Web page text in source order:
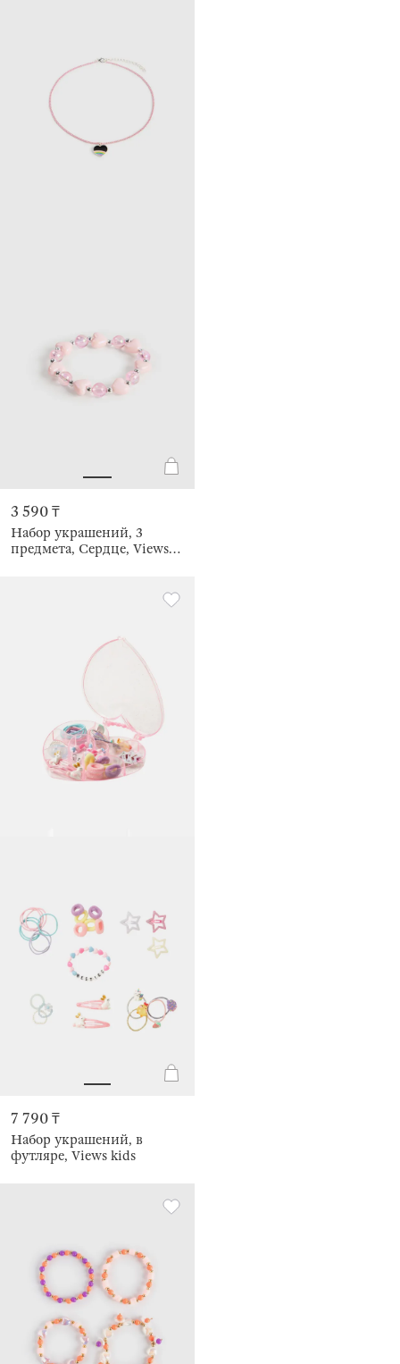
3 590 ₸
Набор украшений, 3
предмета, Сердце, Views
7 790 ₸
Набор украшений, в
футляре, Views kids